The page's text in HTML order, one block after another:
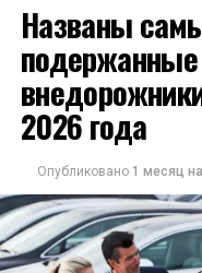
Названы
2026 года
Опубликовано 1 месяц